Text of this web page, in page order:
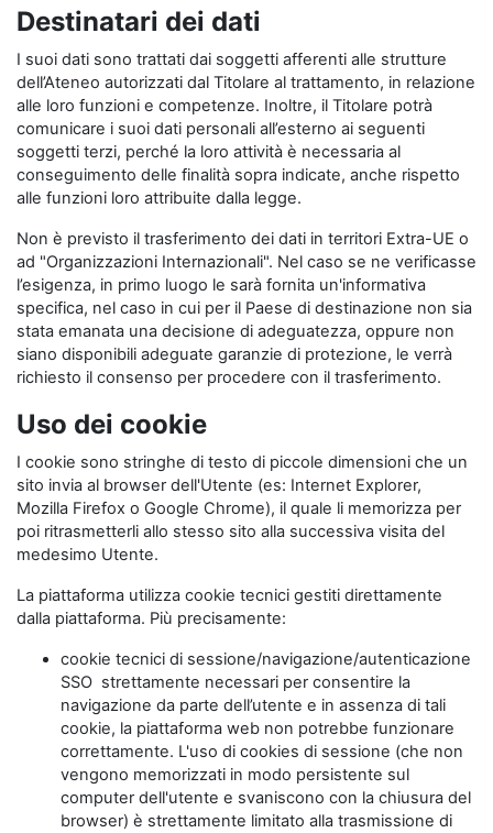
Destinatari dei dati
I suoi dati sono trattati dai soggetti afferenti alle strutture
dell’Ateneo autorizzati dal Titolare al trattamento, in relazione
alle loro funzioni e competenze. Inoltre, il Titolare potrà
comunicare i suoi dati personali all’esterno ai seguenti
soggetti terzi, perché la loro attività è necessaria al
conseguimento delle finalità sopra indicate, anche rispetto
alle funzioni loro attribuite dalla legge.
Non è previsto il trasferimento dei dati in territori Extra-UE o
ad "Organizzazioni Internazionali". Nel caso se ne verificasse
l’esigenza, in primo luogo le sarà fornita un'informativa
specifica, nel caso in cui per il Paese di destinazione non sia
stata emanata una decisione di adeguatezza, oppure non
siano disponibili adeguate garanzie di protezione, le verrà
richiesto il consenso per procedere con il trasferimento.
Uso dei cookie
I cookie sono stringhe di testo di piccole dimensioni che un
sito invia al browser dell'Utente (es: Internet Explorer,
Mozilla Firefox o Google Chrome), il quale li memorizza per
poi ritrasmetterli allo stesso sito alla successiva visita del
medesimo Utente.
La piattaforma utilizza cookie tecnici gestiti direttamente
dalla piattaforma. Più precisamente:
cookie tecnici di sessione/navigazione/autenticazione
SSO strettamente necessari per consentire la
navigazione da parte dell’utente e in assenza di tali
cookie, la piattaforma web non potrebbe funzionare
correttamente. L'uso di cookies di sessione (che non
vengono memorizzati in modo persistente sul
computer dell'utente e svaniscono con la chiusura del
browser) è strettamente limitato alla trasmissione di